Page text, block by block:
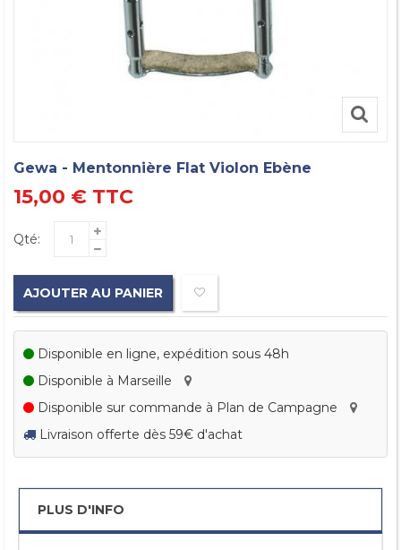
Gewa - Mentonnière Flat Violon Ebène
15,00 € TTC
Qté:
AJOUTER AU PANIER
Disponible en ligne, expédition sous 48h
Disponible à Marseille
Disponible sur commande à Plan de Campagne
Livraison offerte dès 59€ d'achat
PLUS D'INFO